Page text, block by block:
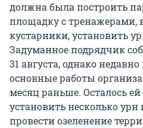
должна была построить
площадку с тренажерами,
кустарники, установить
Задуманное подрядчик
31 августа, однако
основные работы
месяц раньше. Осталось
установить несколько урн
провести озеленение